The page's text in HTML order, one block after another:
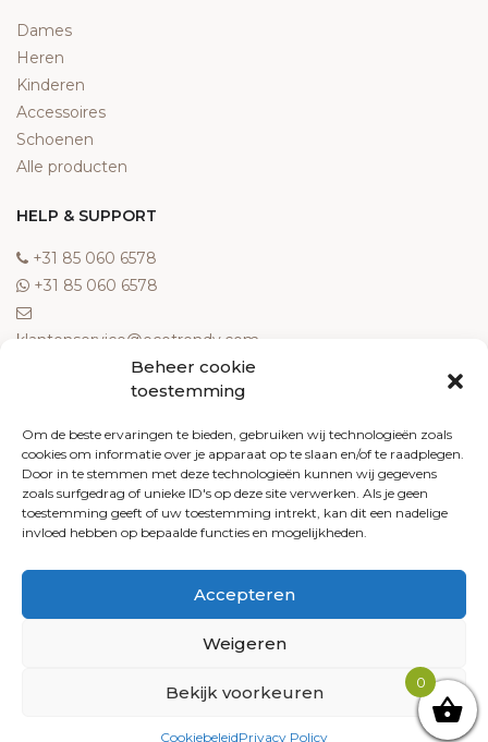
Beheer cookie
toestemming
Om de beste ervaringen te bieden, gebruiken wij technologieën zoals
cookies om informatie over je apparaat op te slaan en/of te raadplegen.
Door in te stemmen met deze technologieën kunnen wij gegevens
zoals surfgedrag of unieke ID's op deze site verwerken. Als je geen
toestemming geeft of uw toestemming intrekt, kan dit een nadelige
invloed hebben op bepaalde functies en mogelijkheden.
Accepteren
Weigeren
Bekijk voorkeuren
CookiebeleidPrivacy Policy
Dames
Heren
Kinderen
Accessoires
Schoenen
Alle producten
HELP & SUPPORT
‎+31 85 060 6578
‎+31 85 060 6578
klantenservice@ecotrendy.com
Meest gestelde vragen
Contact
Algemene voorwaarden
Retourneren
Klachten
Privacy policy
Arkdesign.nl
0